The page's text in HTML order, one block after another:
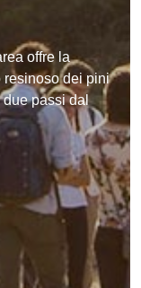
offre la
resinoso dei pini
passi dal